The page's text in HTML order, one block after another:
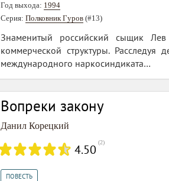
Год выхода: 1994
Серия: Полковник Гуров (#13)
Знаменитый российский сыщик
коммерческой структуры. Расследуя
международного наркосиндиката…
Вопреки закону
Данил Корецкий
4.50 (2)
ПОВЕСТЬ